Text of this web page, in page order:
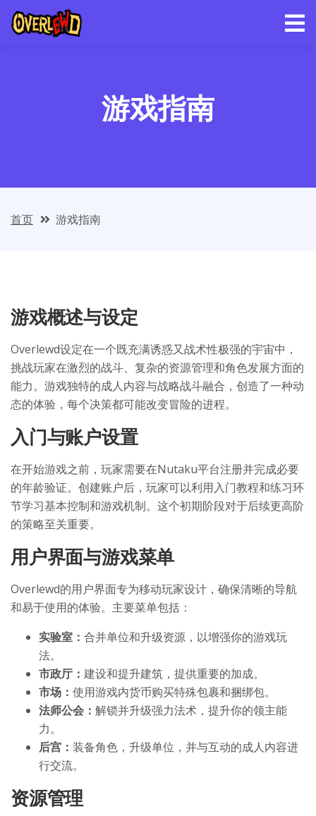
游戏指南
首页 游戏指南
游戏概述与设定
Overlewd设定在一个既充满诱惑又战术性极强的宇宙中，
挑战玩家在激烈的战斗、复杂的资源管理和角色发展方面的
能力。游戏独特的成人内容与战略战斗融合，创造了一种动
态的体验，每个决策都可能改变冒险的进程。
入门与账户设置
在开始游戏之前，玩家需要在Nutaku平台注册并完成必要
的年龄验证。创建账户后，玩家可以利用入门教程和练习环
节学习基本控制和游戏机制。这个初期阶段对于后续更高阶
的策略至关重要。
用户界面与游戏菜单
Overlewd的用户界面专为移动玩家设计，确保清晰的导航
和易于使用的体验。主要菜单包括：
实验室： 合并单位和升级资源，以增强你的游戏玩
法。
市政厅： 建设和提升建筑，提供重要的加成。
市场： 使用游戏内货币购买特殊包裹和捆绑包。
法师公会： 解锁并升级强力法术，提升你的领主能
力。
后宫： 装备角色，升级单位，并与互动的成人内容进
行交流。
资源管理